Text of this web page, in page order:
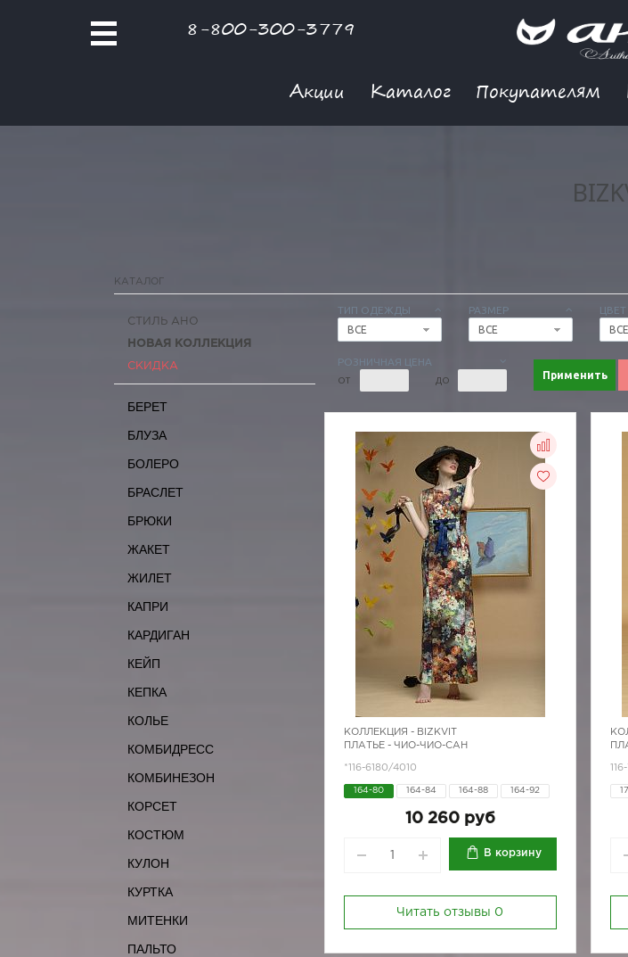
8-800-300-3779
Акции Каталог Покупателям
КАТАЛОГ
ТИП ОДЕЖДЫ
ВСЕ
РАЗМЕР
ВСЕ
ЦВЕТ
ВСЕ
РОЗНИЧНАЯ ЦЕНА
ОТ ДО Применить
СТИЛЬ АНО
НОВАЯ КОЛЛЕКЦИЯ
СКИДКА
БЕРЕТ
БЛУЗА
БОЛЕРО
БРАСЛЕТ
БРЮКИ
ЖАКЕТ
ЖИЛЕТ
КАПРИ
КАРДИГАН
КЕЙП
КЕПКА
КОЛЬЕ
КОМБИДРЕСС
КОМБИНЕЗОН
КОРСЕТ
КОСТЮМ
КУЛОН
КУРТКА
МИТЕНКИ
ПАЛЬТО
КОЛЛЕКЦИЯ - BIZKVIT
ПЛАТЬЕ - ЧИО-ЧИО-САН
*116-6180/4010
164-80 164-84 164-88 164-92
10 260 руб
В корзину
Читать отзывы 0